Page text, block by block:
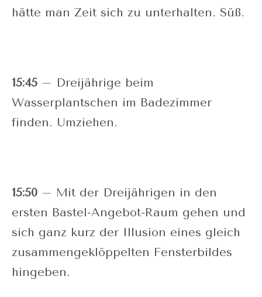
hätte man Zeit sich zu unterhalten. Süß.
15:45 – Dreijährige beim
Wasserplantschen im Badezimmer
finden. Umziehen.
15:50 – Mit der Dreijährigen in den
ersten Bastel-Angebot-Raum gehen und
sich ganz kurz der Illusion eines gleich
zusammengeklöppelten Fensterbildes
hingeben.